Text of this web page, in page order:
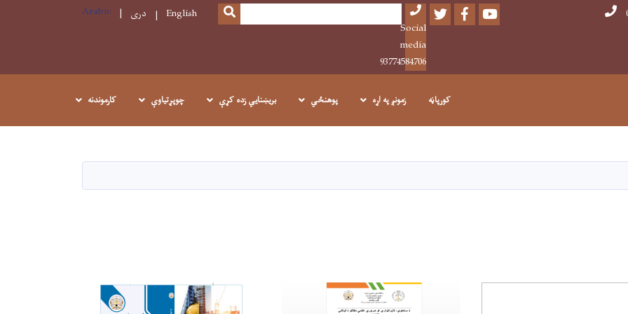
Youtube
Facebook
Twitter
Social
media
93774584706
Search
SEARCH
English دری Arabic
کورپاڼه زمونږ په اړه پوهنځي بريښنايي زده کړې چوپړتیاوې کارموندنه